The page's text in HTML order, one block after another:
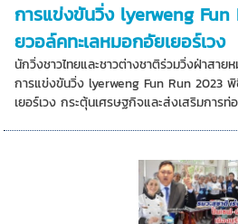
การแข่งขันวิ่ง lyerweng
ยวอล์คทะเลหมอกอัยเยอร์เวง
นักวิ่งชาวไทยและชาวต่างชาติร่วมวิ่งฝ่าสาย
การแข่งขันวิ่ง lyerweng Fun Run 2023
เยอร์เวง กระตุ้นเศรษฐกิจและส่งเสริมการท่